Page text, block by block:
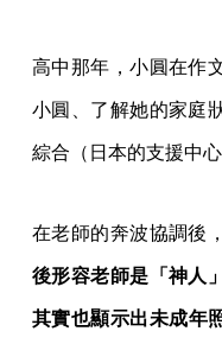
高中那年，小圓在作
小圓、了解她的家庭
綜合（日本的支援中心
在老師的奔波協調後
後形容老師是「神人
其實也顯示出未成年